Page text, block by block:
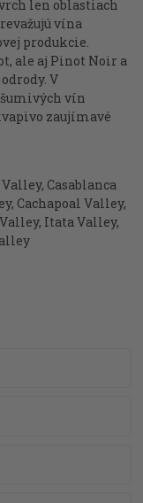
len oblastiach
vína
produkcie.
ale aj Pinot Noir a
V
šumivých vín
zaujímavé
Casablanca
Cachapoal Valley,
Itata Valley,